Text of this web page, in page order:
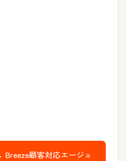
Breeze顧客対応エージェ